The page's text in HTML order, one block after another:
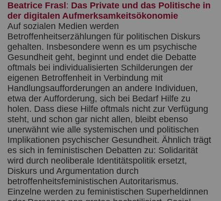
Beatrice Frasl : Das Private und das Politische in
der digitalen Aufmerksamkeitsökonomie
Auf sozialen Medien werden
Betroffenheitserzählungen für politischen Diskurs
gehalten. Insbesondere wenn es um psychische
Gesundheit geht, beginnt und endet die Debatte
oftmals bei individualisierten Schilderungen der
eigenen Betroffenheit in Verbindung mit
Handlungsaufforderungen an andere Individuen,
etwa der Aufforderung, sich bei Bedarf Hilfe zu
holen. Dass diese Hilfe oftmals nicht zur Verfügung
steht, und schon gar nicht allen, bleibt ebenso
unerwähnt wie alle systemischen und politischen
Implikationen psychischer Gesundheit. Ähnlich trägt
es sich in feministischen Debatten zu: Solidarität
wird durch neoliberale Identitätspolitik ersetzt,
Diskurs und Argumentation durch
betroffenheitsfeministischen Autoritarismus.
Einzelne werden zu feministischen Superheldinnen